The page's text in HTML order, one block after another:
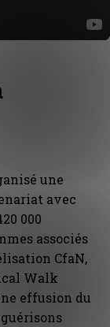
une
avec
000
associés
CfaN,
Walk
effusion du